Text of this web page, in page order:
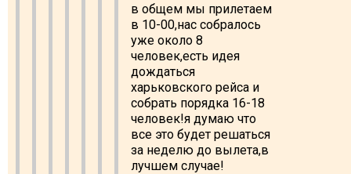
в общем мы прилетаем
в 10-00,нас собралось
уже около 8
человек,есть идея
дождаться
харьковского рейса и
собрать порядка 16-18
человек!я думаю что
все это будет решаться
за неделю до вылета,в
лучшем случае!